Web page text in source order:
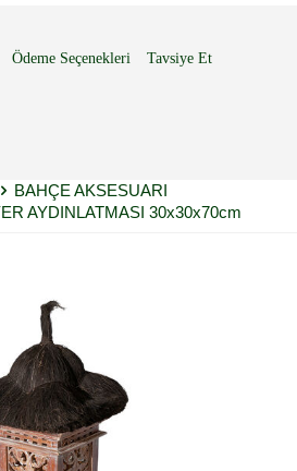
Ödeme Seçenekleri Tavsiye Et
BAHÇE AKSESUARI
AYDINLATMASI 30x30x70cm